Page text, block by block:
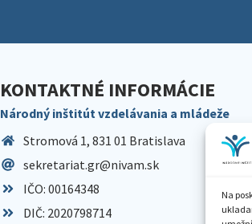
Na
KONTAKTNÉ INFORMÁCIE
Národný inštitút vzdelávania a mládeže
Stromová 1, 831 01 Bratislava
sekretariat.gr@nivam.sk
IČO: 00164348
DIČ: 2020798714